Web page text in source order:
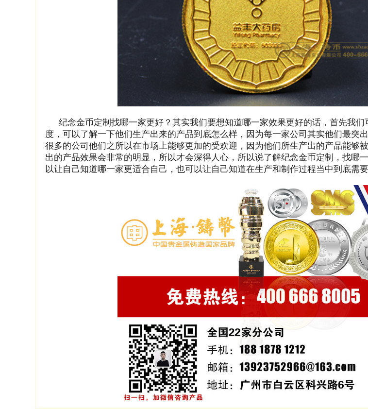
纪念金币定制找哪一家更好？其实我们要想知道哪一家效果更好的话，首先我
度，可以了解一下他们生产出来的产品到底怎么样，因为每一家公司其实他们最突
很多的公司他们之所以在市场上能够更加的受欢迎，因为他们所生产出的产品能够
出的产品效果会非常的明显，所以才会深得人心，所以说了解纪念金币定制，找哪
以让自己知道哪一家更适合自己，也可以让自己知道在生产和制作过程当中到底需要